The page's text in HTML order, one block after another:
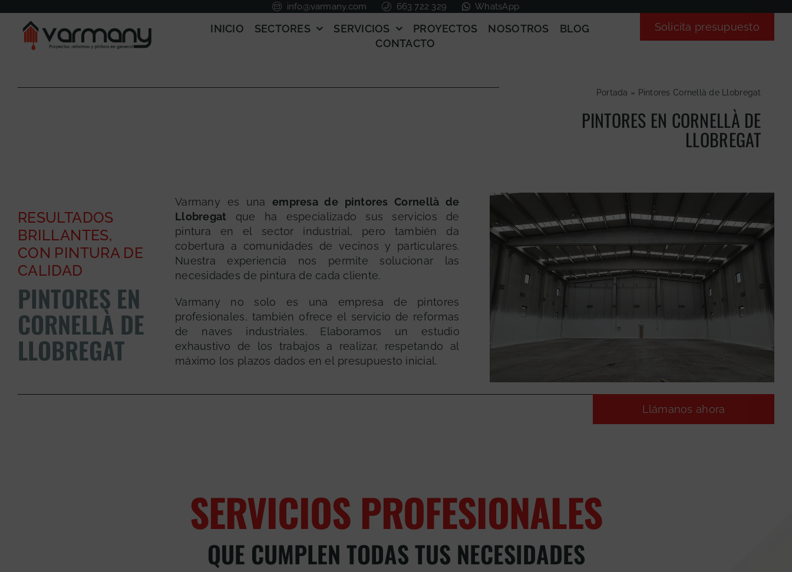
contenido
info@varmany.com 663 722 329 WhatsApp
INICIO SECTORES SERVICIOS PROYECTOS NOSOTROS
BLOG
CONTACTO
Solicita presupuesto
Portada » Pintores Cornellà de Llobregat
PINTORES EN CORNELLÀ DE
LLOBREGAT
RESULTADOS
BRILLANTES,
CON PINTURA DE
CALIDAD
PINTORES EN
CORNELLÀ DE
LLOBREGAT
Varmany es unaempresa de pintores Cornellà de
Llobregat que ha especializado sus servicios de
pintura en el sector industrial, pero también da
cobertura a comunidades de vecinos y particulares.
Nuestra experiencia nos permite solucionar las
necesidades de pintura de cada cliente.
Varmany no solo es una empresa de pintores
profesionales, también ofrece el servicio de reformas
de naves industriales. Elaboramos un estudio
exhaustivo de los trabajos a realizar, respetando al
máximo los plazos dados en el presupuesto inicial.
Llámanos ahora
SERVICIOS PROFESIONALES
QUE CUMPLEN TODAS TUS NECESIDADES